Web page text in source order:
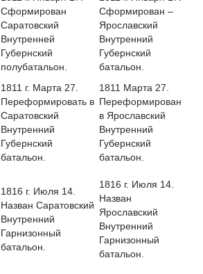
Сформирован
Саратовский
Внутренней
Губернский
полубатальон.
1811 г. Марта 27.
Переформировать в
Саратовский
Внутренний
Губернский
батальон.
Сформирован –
Ярославский
Внутренний
Губернский
батальон.
1811 Марта 27.
Переформирован
в Ярославский
Внутренний
Губернский
батальон.
1816 г. Июля 14.
Назван Саратовский
Внутренний
Гарнизонный
батальон.
1816 г. Июля 14.
Назван
Ярославский
Внутренний
Гарнизонный
батальон.